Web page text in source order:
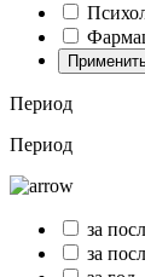
Период
Период
за
за